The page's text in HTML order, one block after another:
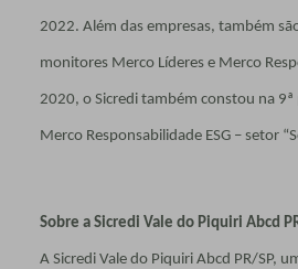
2022. Além das empresas, também
monitores Merco Líderes e Merco
2020, o Sicredi também constou na
Merco Responsabilidade ESG – setor
Sobre a Sicredi Vale do Piquiri Abcd
A Sicredi Vale do Piquiri Abcd PR/SP,